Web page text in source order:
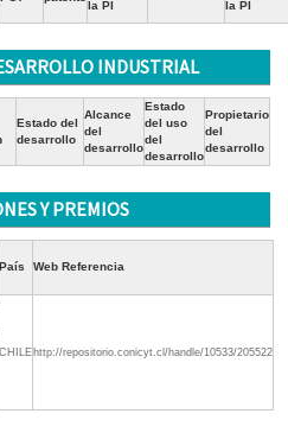
la PI
la PI
INDUSTRIAL
Estado del
desarrollo
Alcance
del
desarrollo
Estado
del uso
del
desarrollo
Propietario
del
desarrollo
Y PREMIOS
País Web Referencia
CHILE http://repositorio.conicyt.cl/handle/10533/205522